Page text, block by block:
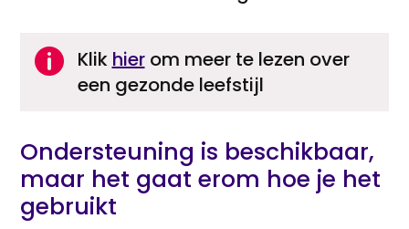
 Klik hierom meer te lezen over
een gezonde leefstijl
Ondersteuning is beschikbaar,
maar het gaat erom hoe je het
gebruikt